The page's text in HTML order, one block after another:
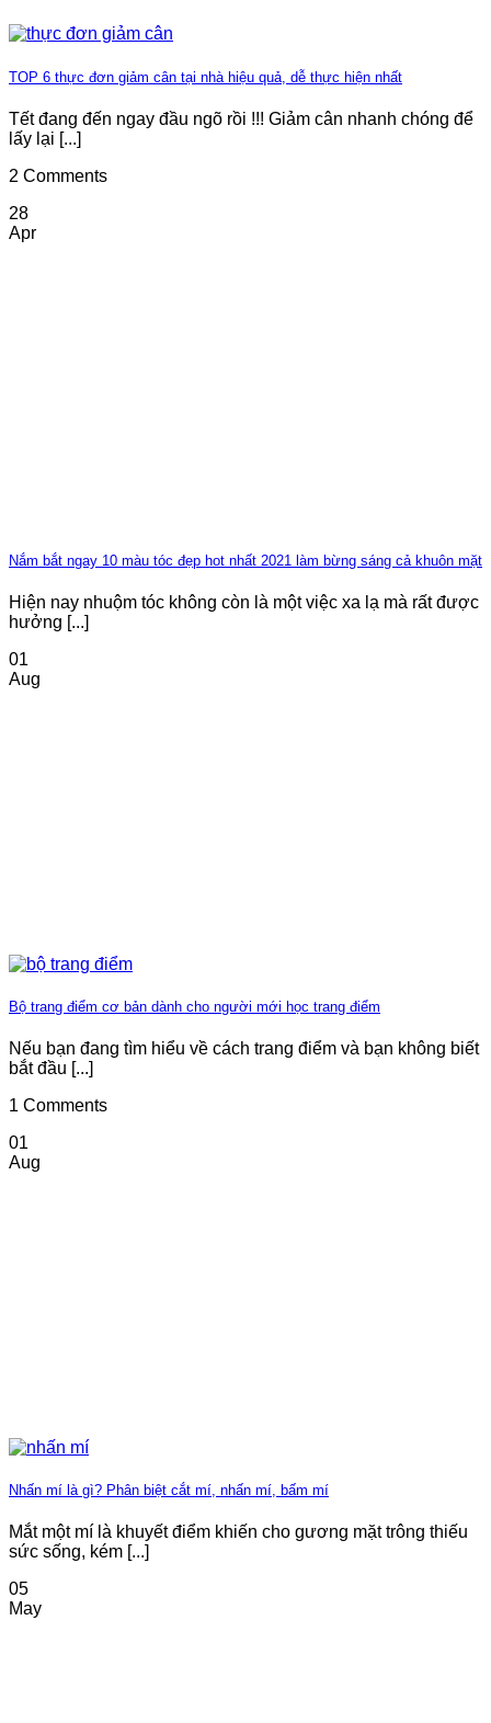
TOP 6 thực đơn giảm cân tại nhà hiệu quả, dễ thực hiện nhất
Tết đang đến ngay đầu ngõ rồi !!! Giảm cân nhanh chóng để
lấy lại [...]
2 Comments
28
Apr
Nắm bắt ngay 10 màu tóc đẹp hot nhất 2021 làm bừng sáng cả khuôn mặt
Hiện nay nhuộm tóc không còn là một việc xa lạ mà rất được
hưởng [...]
01
Aug
Bộ trang điểm cơ bản dành cho người mới học trang điểm
Nếu bạn đang tìm hiểu về cách trang điểm và bạn không biết
bắt đầu [...]
1 Comments
01
Aug
Nhấn mí là gì? Phân biệt cắt mí, nhấn mí, bấm mí
Mắt một mí là khuyết điểm khiến cho gương mặt trông thiếu
sức sống, kém [...]
05
May